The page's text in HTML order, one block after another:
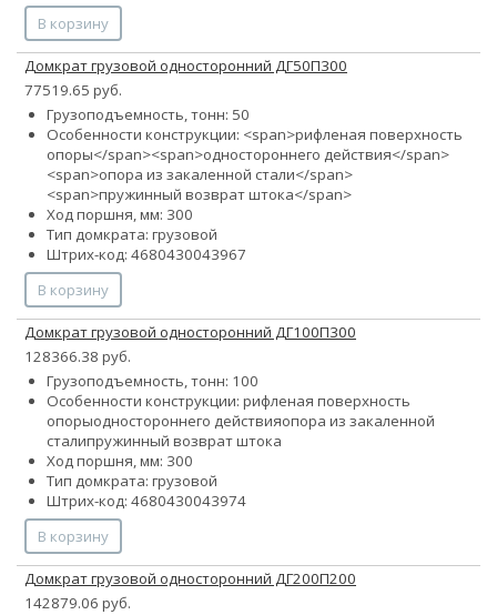
В корзину
Домкрат грузовой односторонний ДГ50П300
77519.65 руб.
Грузоподъемность, тонн: 50
Особенности конструкции: <span>рифленая поверхность
опоры</span><span>одностороннего действия</span>
<span>опора из закаленной стали</span>
<span>пружинный возврат штока</span>
Ход поршня, мм: 300
Тип домкрата: грузовой
Штрих-код: 4680430043967
В корзину
Домкрат грузовой односторонний ДГ100П300
128366.38 руб.
Грузоподъемность, тонн: 100
Особенности конструкции: рифленая поверхность
опорыодностороннего действияопора из закаленной
сталипружинный возврат штока
Ход поршня, мм: 300
Тип домкрата: грузовой
Штрих-код: 4680430043974
В корзину
Домкрат грузовой односторонний ДГ200П200
142879.06 руб.